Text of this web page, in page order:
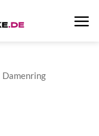
Damenring